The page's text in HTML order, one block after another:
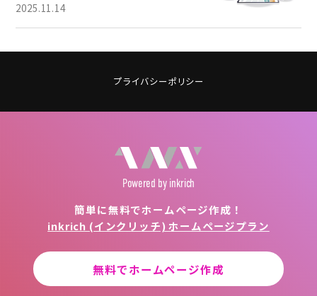
2025.11.14
プライバシーポリシー
Powered by inkrich
簡単に無料でホームページ作成！
inkrich (インクリッチ) ホームページプラン
無料でホームページ作成